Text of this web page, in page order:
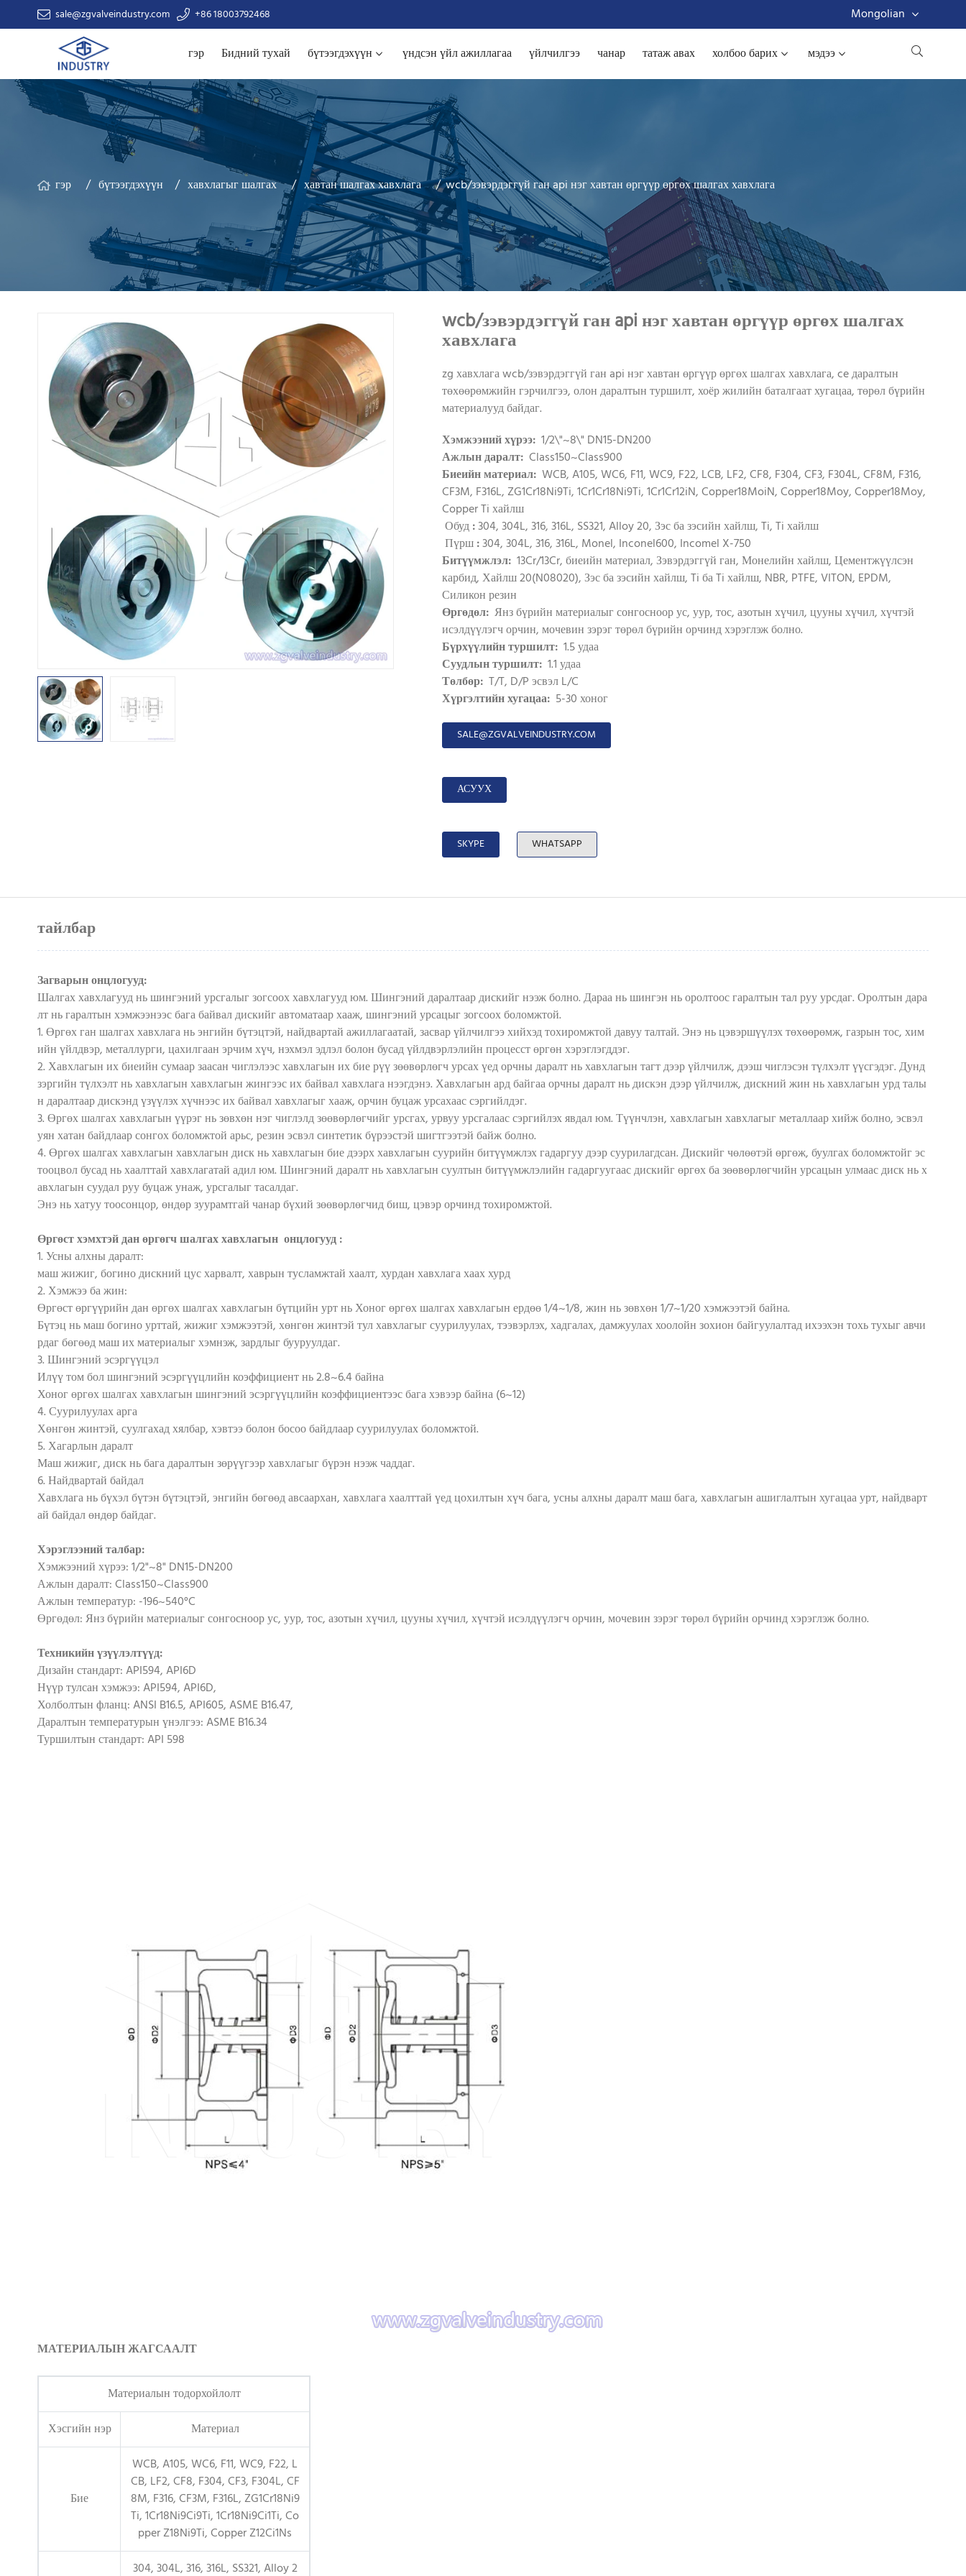
sale@zgvalveindustry.com +86 18003792468 Mongolian
гэр Бидний тухай бүтээгдэхүүн үндсэн үйл ажиллагаа үйлчилгээ чанар татаж авах холбоо барих мэдээ
гэр бүтээгдэхүүн хавхлагыг шалгах хавтан шалгах хавхлага wcb/зэвэрдэггүй ган api нэг хавтан өргүүр өргөх шалгах хавхлага
wcb/зэвэрдэггүй ган api нэг хавтан өргүүр өргөх шалгах
хавхлага
zg хавхлага wcb/зэвэрдэггүй ган api нэг хавтан өргүүр өргөх шалгах хавхлага, ce даралтын
төхөөрөмжийн гэрчилгээ, олон даралтын туршилт, хоёр жилийн баталгаат хугацаа, төрөл бүрийн
материалууд байдаг.
Хэмжээний хүрээ:1/2\"~8\" DN15-DN200
Ажлын даралт:Class150~Class900
Биеийн материал:WCB, A105, WC6, F11, WC9, F22, LCB, LF2, CF8, F304, CF3, F304L, CF8M, F316,
CF3M, F316L, ZG1Cr18Ni9Ti, 1Cr1Cr18Ni9Ti, 1Cr1Cr12iN, Copper18MoiN, Copper18Moy, Copper18Moy,
Copper Ti хайлш
Обуд:304, 304L, 316, 316L, SS321, Alloy 20, Зэс ба зэсийн хайлш, Ti, Ti хайлш
Пүрш:304, 304L, 316, 316L, Monel, Inconel600, Incomel X-750
Битүүмжлэл:13Cr/13Cr, биеийн материал, Зэвэрдэггүй ган, Монелийн хайлш, Цементжүүлсэн
карбид, Хайлш 20(N08020), Зэс ба зэсийн хайлш, Ti ба Ti хайлш, NBR, PTFE, VITON, EPDM,
Силикон резин
Өргөдөл:Янз бүрийн материалыг сонгосноор ус, уур, тос, азотын хүчил, цууны хүчил, хүчтэй
исэлдүүлэгч орчин, мочевин зэрэг төрөл бүрийн орчинд хэрэглэж болно.
Бүрхүүлийн туршилт:1.5 удаа
Суудлын туршилт:1.1 удаа
Төлбөр:T/T, D/P эсвэл L/C
Хүргэлтийн хугацаа:5-30 хоног
SALE@ZGVALVEINDUSTRY.COM
АСУУХ
SKYPE WHATSAPP
тайлбар
Загварын онцлогууд:
Шалгах хавхлагууд нь шингэний урсгалыг зогсоох хавхлагууд юм. Шингэний даралтаар дискийг нээж болно. Дараа нь шингэн нь оролтоос гаралтын тал руу урсдаг. Оролтын дара
лт нь гаралтын хэмжээнээс бага байвал дискийг автоматаар хааж, шингэний урсацыг зогсоох боломжтой.
1. Өргөх ган шалгах хавхлага нь энгийн бүтэцтэй, найдвартай ажиллагаатай, засвар үйлчилгээ хийхэд тохиромжтой давуу талтай. Энэ нь цэвэршүүлэх төхөөрөмж, газрын тос, хим
ийн үйлдвэр, металлурги, цахилгаан эрчим хүч, нэхмэл эдлэл болон бусад үйлдвэрлэлийн процесст өргөн хэрэглэгддэг.
2. Хавхлагын их биеийн сумаар заасан чиглэлээс хавхлагын их бие рүү зөөвөрлөгч урсах үед орчны даралт нь хавхлагын тагт дээр үйлчилж, дээш чиглэсэн түлхэлт үүсгэдэг. Дунд
зэргийн түлхэлт нь хавхлагын хавхлагын жингээс их байвал хавхлага нээгдэнэ. Хавхлагын ард байгаа орчны даралт нь дискэн дээр үйлчилж, дискний жин нь хавхлагын урд талы
н даралтаар дискэнд үзүүлэх хүчнээс их байвал хавхлагыг хааж, орчин буцаж урсахаас сэргийлдэг.
3. Өргөх шалгах хавхлагын үүрэг нь зөвхөн нэг чиглэлд зөөвөрлөгчийг урсгах, урвуу урсгалаас сэргийлэх явдал юм. Түүнчлэн, хавхлагын хавхлагыг металлаар хийж болно, эсвэл
уян хатан байдлаар сонгох боломжтой арьс, резин эсвэл синтетик бүрээстэй шигтгээтэй байж болно.
4. Өргөх шалгах хавхлагын хавхлагын диск нь хавхлагын бие дээрх хавхлагын суурийн битүүмжлэх гадаргуу дээр суурилагдсан. Дискийг чөлөөтэй өргөж, буулгах боломжтойг эс
тооцвол бусад нь хаалттай хавхлагатай адил юм. Шингэний даралт нь хавхлагын суултын битүүмжлэлийн гадаргуугаас дискийг өргөх ба зөөвөрлөгчийн урсацын улмаас диск нь х
авхлагын суудал руу буцаж унаж, урсгалыг тасалдаг.
Энэ нь хатуу тоосонцор, өндөр зуурамтгай чанар бүхий зөөвөрлөгчид биш, цэвэр орчинд тохиромжтой.
Өргөст хэмхтэй дан өргөгч шалгах хавхлагын онцлогууд:
1. Усны алхны даралт:
маш жижиг, богино дискний цус харвалт, хаврын тусламжтай хаалт, хурдан хавхлага хаах хурд
2. Хэмжээ ба жин:
Өргөст өргүүрийн дан өргөх шалгах хавхлагын бүтцийн урт нь Хоног өргөх шалгах хавхлагын ердөө 1/4~1/8, жин нь зөвхөн 1/7~1/20 хэмжээтэй байна.
Бүтэц нь маш богино урттай, жижиг хэмжээтэй, хөнгөн жинтэй тул хавхлагыг суурилуулах, тээвэрлэх, хадгалах, дамжуулах хоолойн зохион байгуулалтад ихээхэн тохь тухыг авчи
рдаг бөгөөд маш их материалыг хэмнэж, зардлыг бууруулдаг.
3. Шингэний эсэргүүцэл
Илүү том бол шингэний эсэргүүцлийн коэффициент нь 2.8~6.4 байна
Хоног өргөх шалгах хавхлагын шингэний эсэргүүцлийн коэффициентээс бага хэвээр байна (6~12)
4. Суурилуулах арга
Хөнгөн жинтэй, суулгахад хялбар, хэвтээ болон босоо байдлаар суурилуулах боломжтой.
5. Хагарлын даралт
Маш жижиг, диск нь бага даралтын зөрүүгээр хавхлагыг бүрэн нээж чаддаг.
6. Найдвартай байдал
Хавхлага нь бүхэл бүтэн бүтэцтэй, энгийн бөгөөд авсаархан, хавхлага хаалттай үед цохилтын хүч бага, усны алхны даралт маш бага, хавхлагын ашиглалтын хугацаа урт, найдварт
ай байдал өндөр байдаг.
Хэрэглээний талбар:
Хэмжээний хүрээ: 1/2"~8" DN15-DN200
Ажлын даралт: Class150~Class900
Ажлын температур: -196~540°C
Өргөдөл: Янз бүрийн материалыг сонгосноор ус, уур, тос, азотын хүчил, цууны хүчил, хүчтэй исэлдүүлэгч орчин, мочевин зэрэг төрөл бүрийн орчинд хэрэглэж болно.
Техникийн үзүүлэлтүүд:
Дизайн стандарт: API594, API6D
Нүүр тулсан хэмжээ: API594, API6D,
Холболтын фланц: ANSI B16.5, API605, ASME B16.47,
Даралтын температурын үнэлгээ: ASME B16.34
Туршилтын стандарт: API 598
МАТЕРИАЛЫН ЖАГСААЛТ
Материалын тодорхойлолт
Хэсгийн нэр
Материал
Бие
WCB, A105, WC6, F11, WC9, F22, L
CB, LF2, CF8, F304, CF3, F304L, CF
8M, F316, CF3M, F316L, ZG1Cr18Ni9
Ti, 1Cr18Ni9Ci9Ti, 1Cr18Ni9Ci1Ti, Co
pper Z18Ni9Ti, Copper Z12Ci1Ns
304, 304L, 316, 316L, SS321, Alloy 2